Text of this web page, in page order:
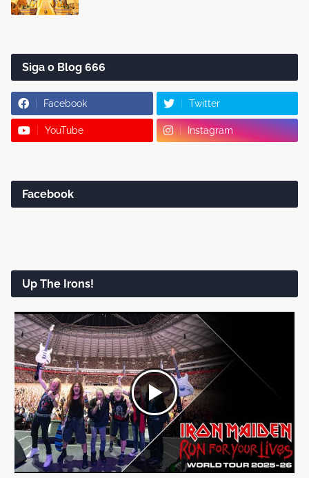
Siga o Blog 666
Facebook Twitter
YouTube Instagram
Facebook
Up The Irons!